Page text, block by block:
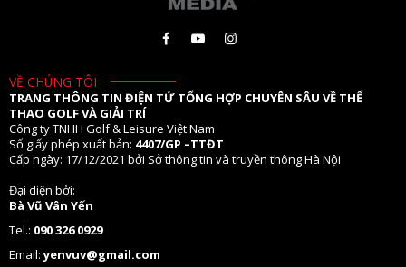
VỀ CHÚNG TÔI
TRANG THÔNG TIN ĐIỆN TỬ TỔNG HỢP CHUYÊN SÂU VỀ THỂ
THAO GOLF VÀ GIẢI TRÍ
Công ty TNHH Golf & Leisure Việt Nam
Số giấy phép xuất bản: 4407/GP –TTĐT
Cấp ngày: 17/12/2021 bởi Sở thông tin và truyền thông Hà Nội
Đại diện bởi:
Bà Vũ Vân Yến
Tel.: 090 326 0929
Email:yenvuv@gmail.com